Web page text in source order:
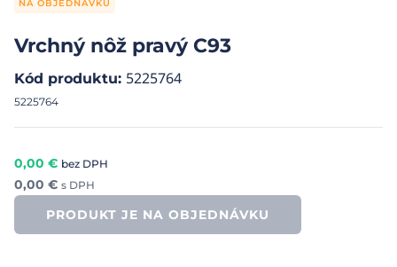
NA OBJEDNÁVKU
Vrchný nôž pravý C93
Kód produktu: 5225764
5225764
0,00 € bez DPH
0,00 € s DPH
PRODUKT JE NA OBJEDNÁVKU